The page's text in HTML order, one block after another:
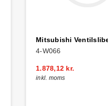
Mitsubishi
4-W066
1.878,12 kr.
inkl. moms